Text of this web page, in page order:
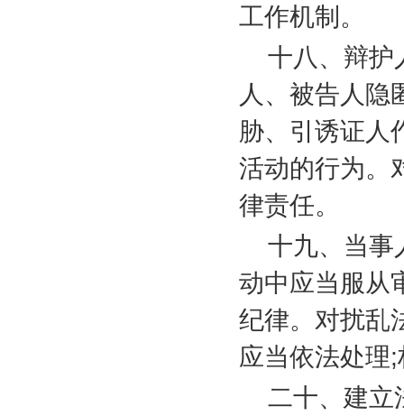
工作机制。
十八、辩护
人、被告人隐
胁、引诱证人
活动的行为。
律责任。
十九、当事
动中应当服从
纪律。对扰乱
应当依法处理;
二十、建立